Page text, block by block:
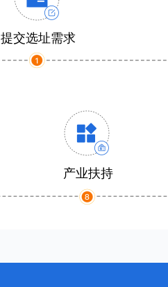
提交选址需求
产业扶持